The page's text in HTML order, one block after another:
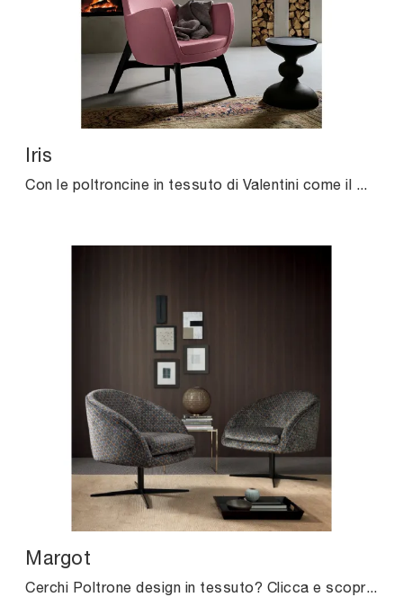
Iris
Con le poltroncine in tessuto di Valentini come il modello Iris potrai ultimare il tuo progetto d'arredo.
Margot
Cerchi Poltrone design in tessuto? Clicca e scopri di più sul modello Margot di Valentini.